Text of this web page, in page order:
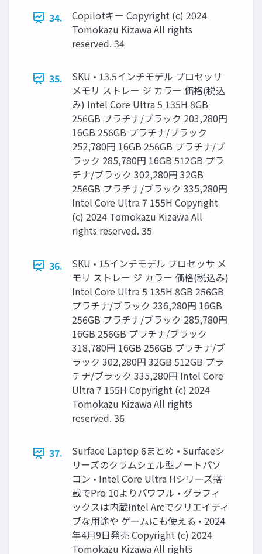
34.
Copilotキー Copyright (c) 2024
Tomokazu Kizawa All rights
reserved. 34
35.
SKU • 13.5インチモデル プロセッサ
メモリ ストレー ジ カラー 価格(税込
み) Intel Core Ultra 5 135H 8GB
256GB プラチナ/ブラック 203,280円
16GB 256GB プラチナ/ブラック
252,780円 16GB 256GB プラチナ/ブ
ラック 285,780円 16GB 512GB プラ
チナ/ブラック 302,280円 32GB
256GB プラチナ/ブラック 335,280円
Intel Core Ultra 7 155H Copyright
(c) 2024 Tomokazu Kizawa All
rights reserved. 35
36.
SKU • 15インチモデル プロセッサ メ
モリ ストレー ジ カラー 価格(税込み)
Intel Core Ultra 5 135H 8GB 256GB
プラチナ/ブラック 236,280円 16GB
256GB プラチナ/ブラック 285,780円
16GB 256GB プラチナ/ブラック
318,780円 16GB 256GB プラチナ/ブ
ラック 302,280円 32GB 512GB プラ
チナ/ブラック 335,280円 Intel Core
Ultra 7 155H Copyright (c) 2024
Tomokazu Kizawa All rights
reserved. 36
37.
Surface Laptop 6まとめ • Surfaceシ
リーズのクラムシェル型ノートパソ
コン • Intel Core Ultra Hシリーズ搭
載でPro 10よりパワフル • グラフィ
ックスは内蔵Intel Arcでクリエイティ
ブな用途や ゲームにも使える • 2024
年4月9日発売 Copyright (c) 2024
Tomokazu Kizawa All rights